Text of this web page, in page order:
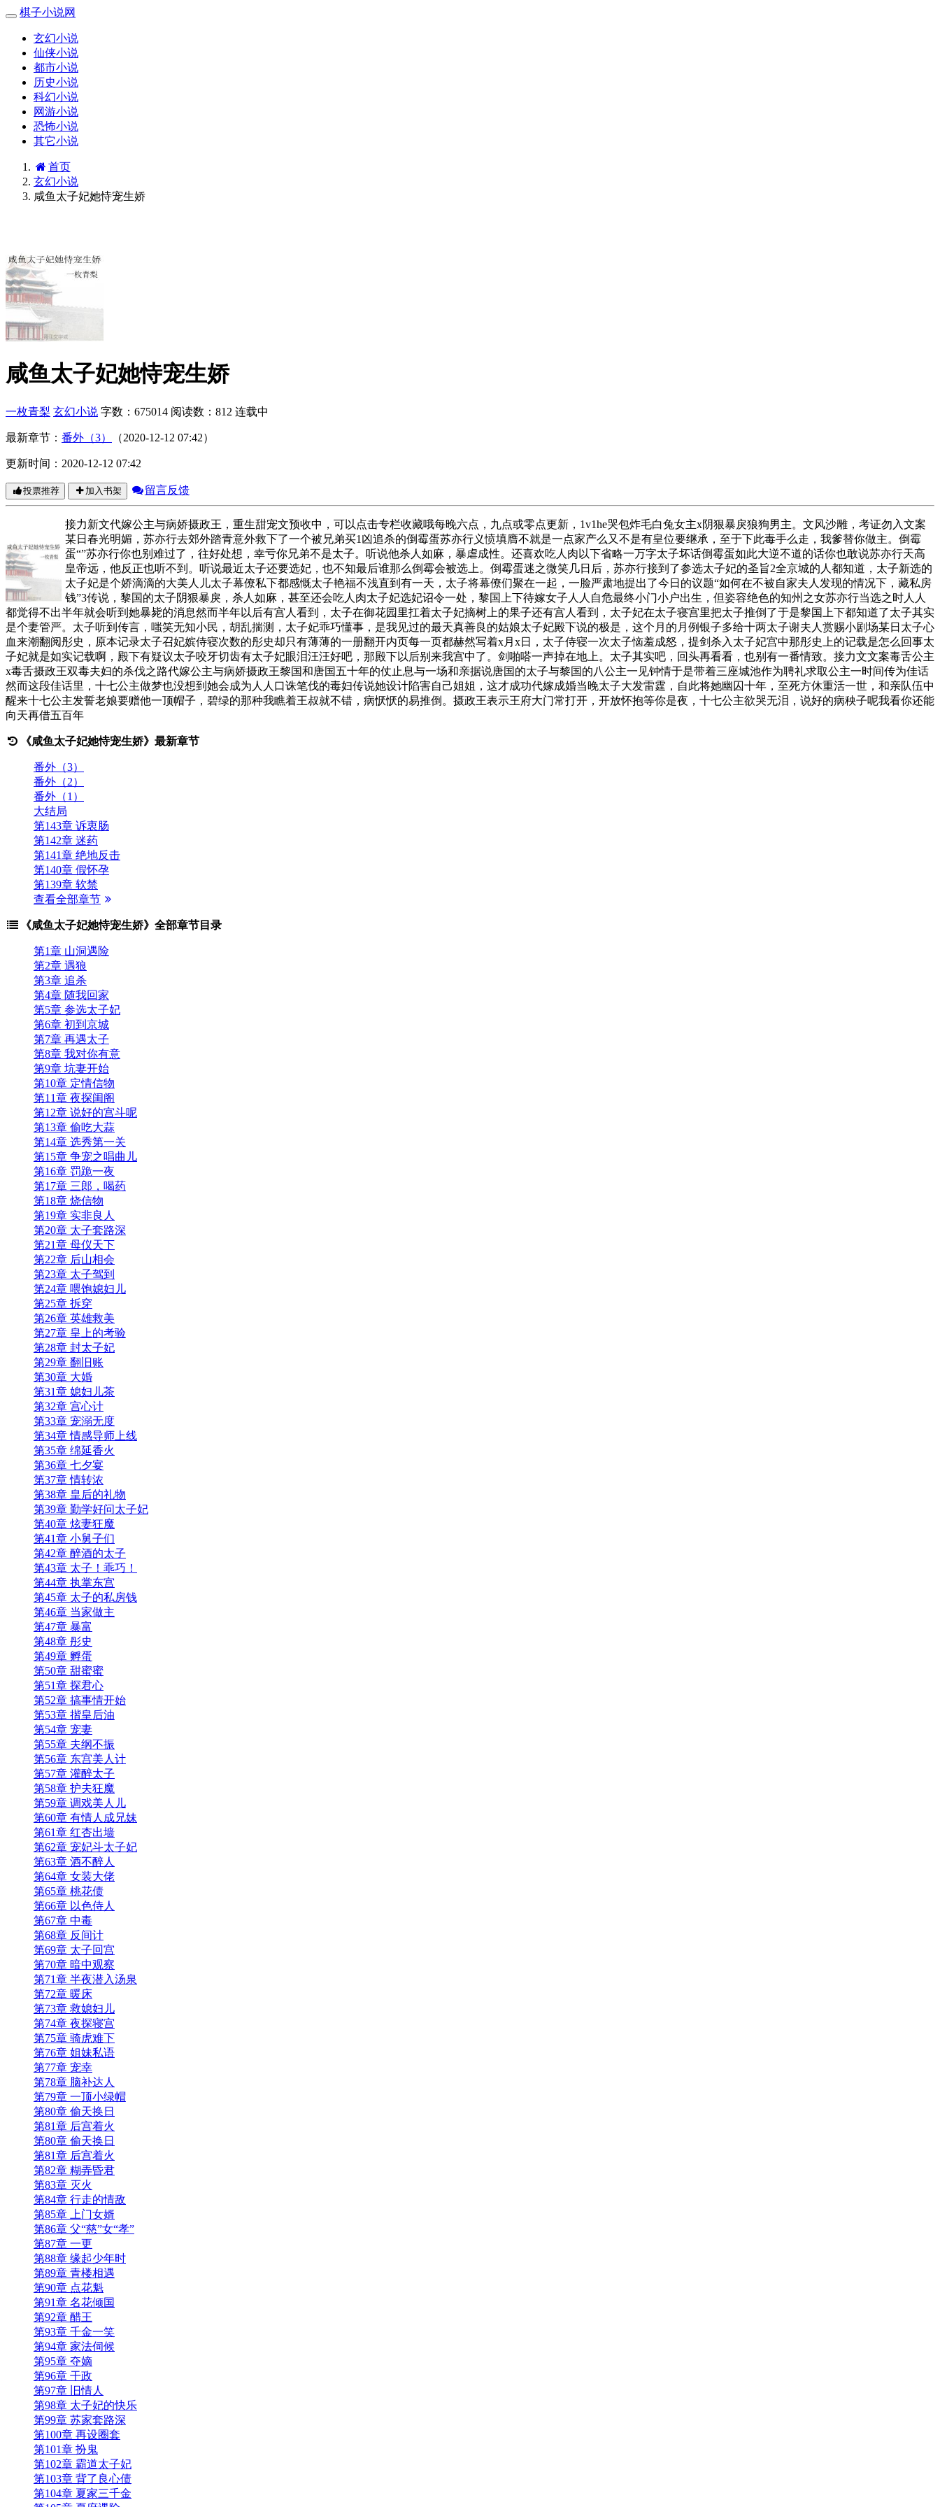
棋子小说网
玄幻小说
仙侠小说
都市小说
历史小说
科幻小说
网游小说
恐怖小说
其它小说
首页
玄幻小说
咸鱼太子妃她恃宠生娇
咸鱼太子妃她恃宠生娇
一枚青梨 玄幻小说 字数：675014 阅读数：812 连载中
最新章节： 番外（3） （2020-12-12 07:42）
更新时间：2020-12-12 07:42
投票推荐 加入书架 留言反馈
接力新文代嫁公主与病娇摄政王，重生甜宠文预收中，可以点击专栏收藏哦每晚六点，九点或零点更新，1v1he哭包炸毛白兔女主x阴狠暴戾狼狗男主。文风沙雕，考证勿入文案
某日春光明媚，苏亦行去郊外踏青意外救下了一个被兄弟买1凶追杀的倒霉蛋苏亦行义愤填膺不就是一点家产么又不是有皇位要继承，至于下此毒手么走，我爹替你做主。倒霉
蛋“”苏亦行你也别难过了，往好处想，幸亏你兄弟不是太子。听说他杀人如麻，暴虐成性。还喜欢吃人肉以下省略一万字太子坏话倒霉蛋如此大逆不道的话你也敢说苏亦行天高
皇帝远，他反正也听不到。听说最近太子还要选妃，也不知最后谁那么倒霉会被选上。倒霉蛋迷之微笑几日后，苏亦行接到了参选太子妃的圣旨2全京城的人都知道，太子新选的
太子妃是个娇滴滴的大美人儿太子幕僚私下都感慨太子艳福不浅直到有一天，太子将幕僚们聚在一起，一脸严肃地提出了今日的议题“如何在不被自家夫人发现的情况下，藏私房
钱”3传说，黎国的太子阴狠暴戾，杀人如麻，甚至还会吃人肉太子妃选妃诏令一处，黎国上下待嫁女子人人自危最终小门小户出生，但姿容绝色的知州之女苏亦行当选之时人人
都觉得不出半年就会听到她暴毙的消息然而半年以后有宫人看到，太子在御花园里扛着太子妃摘树上的果子还有宫人看到，太子妃在太子寝宫里把太子推倒了于是黎国上下都知道了太子其实
是个妻管严。太子听到传言，嗤笑无知小民，胡乱揣测，太子妃乖巧懂事，是我见过的最天真善良的姑娘太子妃殿下说的极是，这个月的月例银子多给十两太子谢夫人赏赐小剧场某日太子心
血来潮翻阅彤史，原本记录太子召妃嫔侍寝次数的彤史却只有薄薄的一册翻开内页每一页都赫然写着x月x日，太子侍寝一次太子恼羞成怒，提剑杀入太子妃宫中那彤史上的记载是怎么回事太
子妃就是如实记载啊，殿下有疑议太子咬牙切齿有太子妃眼泪汪汪好吧，那殿下以后别来我宫中了。剑啪嗒一声掉在地上。太子其实吧，回头再看看，也别有一番情致。接力文文案毒舌公主
x毒舌摄政王双毒夫妇的杀伐之路代嫁公主与病娇摄政王黎国和唐国五十年的仗止息与一场和亲据说唐国的太子与黎国的八公主一见钟情于是带着三座城池作为聘礼求取公主一时间传为佳话
然而这段佳话里，十七公主做梦也没想到她会成为人人口诛笔伐的毒妇传说她设计陷害自己姐姐，这才成功代嫁成婚当晚太子大发雷霆，自此将她幽囚十年，至死方休重活一世，和亲队伍中
醒来十七公主发誓老娘要赠他一顶帽子，碧绿的那种我瞧着王叔就不错，病恹恹的易推倒。摄政王表示王府大门常打开，开放怀抱等你是夜，十七公主欲哭无泪，说好的病秧子呢我看你还能
向天再借五百年
《咸鱼太子妃她恃宠生娇》最新章节
番外（3）
番外（2）
番外（1）
大结局
第143章 诉衷肠
第142章 迷药
第141章 绝地反击
第140章 假怀孕
第139章 软禁
查看全部章节
《咸鱼太子妃她恃宠生娇》全部章节目录
第1章 山洞遇险
第2章 遇狼
第3章 追杀
第4章 随我回家
第5章 参选太子妃
第6章 初到京城
第7章 再遇太子
第8章 我对你有意
第9章 坑妻开始
第10章 定情信物
第11章 夜探闺阁
第12章 说好的宫斗呢
第13章 偷吃大蒜
第14章 选秀第一关
第15章 争宠之唱曲儿
第16章 罚跪一夜
第17章 三郎，喝药
第18章 烧信物
第19章 实非良人
第20章 太子套路深
第21章 母仪天下
第22章 后山相会
第23章 太子驾到
第24章 喂饱媳妇儿
第25章 拆穿
第26章 英雄救美
第27章 皇上的考验
第28章 封太子妃
第29章 翻旧账
第30章 大婚
第31章 媳妇儿茶
第32章 宫心计
第33章 宠溺无度
第34章 情感导师上线
第35章 绵延香火
第36章 七夕宴
第37章 情转浓
第38章 皇后的礼物
第39章 勤学好问太子妃
第40章 炫妻狂魔
第41章 小舅子们
第42章 醉酒的太子
第43章 太子！乖巧！
第44章 执掌东宫
第45章 太子的私房钱
第46章 当家做主
第47章 暴富
第48章 彤史
第49章 孵蛋
第50章 甜蜜蜜
第51章 探君心
第52章 搞事情开始
第53章 揩皇后油
第54章 宠妻
第55章 夫纲不振
第56章 东宫美人计
第57章 灌醉太子
第58章 护夫狂魔
第59章 调戏美人儿
第60章 有情人成兄妹
第61章 红杏出墙
第62章 宠妃斗太子妃
第63章 酒不醉人
第64章 女装大佬
第65章 桃花债
第66章 以色侍人
第67章 中毒
第68章 反间计
第69章 太子回宫
第70章 暗中观察
第71章 半夜潜入汤泉
第72章 暖床
第73章 救媳妇儿
第74章 夜探寝宫
第75章 骑虎难下
第76章 姐妹私语
第77章 宠幸
第78章 脑补达人
第79章 一顶小绿帽
第80章 偷天换日
第81章 后宫着火
第80章 偷天换日
第81章 后宫着火
第82章 糊弄昏君
第83章 灭火
第84章 行走的情敌
第85章 上门女婿
第86章 父“慈”女“孝”
第87章 一更
第88章 缘起少年时
第89章 青楼相遇
第90章 点花魁
第91章 名花倾国
第92章 醋王
第93章 千金一笑
第94章 家法伺候
第95章 夺嫡
第96章 干政
第97章 旧情人
第98章 太子妃的快乐
第99章 苏家套路深
第100章 再设圈套
第101章 扮鬼
第102章 霸道太子妃
第103章 背了良心债
第104章 夏家三千金